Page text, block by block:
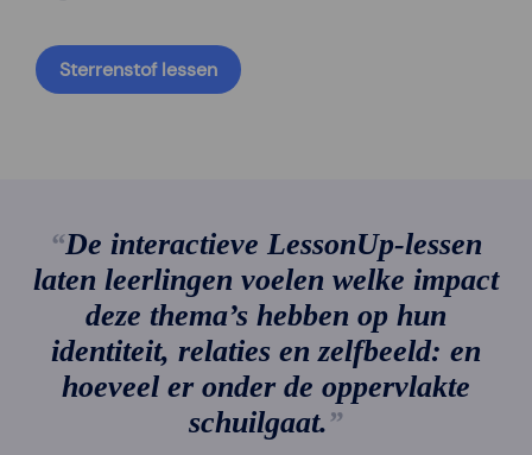
Sterrenstof lessen
De interactieve LessonUp-lessen
laten leerlingen voelen welke impact
deze thema’s hebben op hun
identiteit, relaties en zelfbeeld: en
hoeveel er onder de oppervlakte
schuilgaat.